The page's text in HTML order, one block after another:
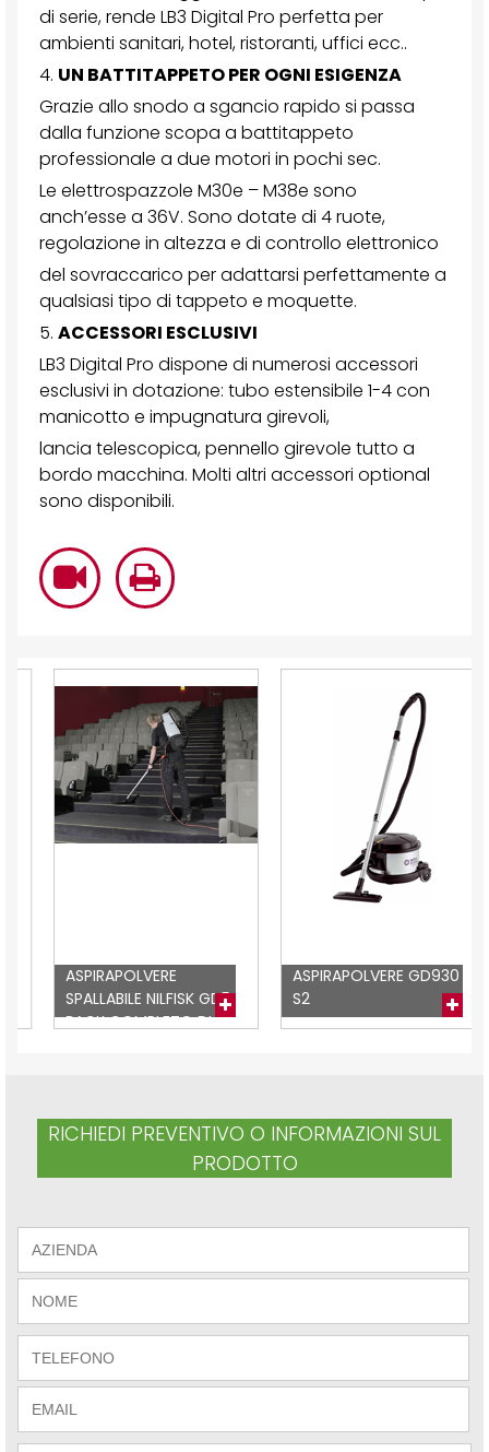
di serie, rende LB3 Digital Pro perfetta per
ambienti sanitari, hotel, ristoranti, uffici ecc..
4. UN BATTITAPPETO PER OGNI ESIGENZA
Grazie allo snodo a sgancio rapido si passa
dalla funzione scopa a battitappeto
professionale a due motori in pochi sec.
Le elettrospazzole M30e – M38e sono
anch’esse a 36V. Sono dotate di 4 ruote,
regolazione in altezza e di controllo elettronico
del sovraccarico per adattarsi perfettamente a
qualsiasi tipo di tappeto e moquette.
5. ACCESSORI ESCLUSIVI
LB3 Digital Pro dispone di numerosi accessori
esclusivi in dotazione: tubo estensibile 1-4 con
manicotto e impugnatura girevoli,
lancia telescopica, pennello girevole tutto a
bordo macchina. Molti altri accessori optional
sono disponibili.
ASPIRAPOLVERE
SPALLABILE NILFISK GD5
BACK COMPLETO DI
ASPIRAPOLVERE GD930
RICHIEDI PREVENTIVO O INFORMAZIONI SUL
PRODOTTO